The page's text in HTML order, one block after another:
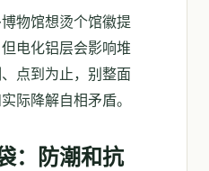
物馆想烫个馆徽提
电化铝层会影响堆
点到为止，别整面
际降解自相矛盾。
：防潮和抗